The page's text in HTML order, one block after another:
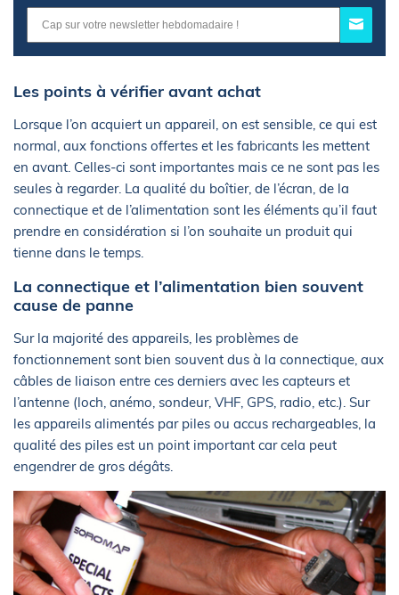
Les points à vérifier avant achat
Lorsque l’on acquiert un appareil, on est sensible, ce qui est
normal, aux fonctions offertes et les fabricants les mettent
en avant. Celles-ci sont importantes mais ce ne sont pas les
seules à regarder. La qualité du boîtier, de l’écran, de la
connectique et de l’alimentation sont les éléments qu’il faut
prendre en considération si l’on souhaite un produit qui
tienne dans le temps.
La connectique et l’alimentation bien souvent
cause de panne
Sur la majorité des appareils, les problèmes de
fonctionnement sont bien souvent dus à la connectique, aux
câbles de liaison entre ces derniers avec les capteurs et
l’antenne (loch, anémo, sondeur, VHF, GPS, radio, etc.). Sur
les appareils alimentés par piles ou accus rechargeables, la
qualité des piles est un point important car cela peut
engendrer de gros dégâts.